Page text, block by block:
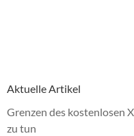
Aktuelle Artikel
Grenzen des kostenlosen
zu tun